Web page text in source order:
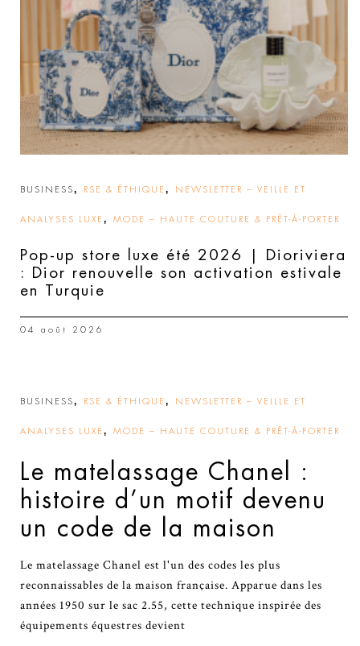
BUSINESS, RSE & ÉTHIQUE , NEWSLETTER – VEILLE ET
ANALYSES LUXE , MODE – HAUTE COUTURE & PRÊT-À-PORTER
Pop-up store luxe été 2026 | Dioriviera
: Dior renouvelle son activation estivale
en Turquie
04 août 2026
BUSINESS, RSE & ÉTHIQUE , NEWSLETTER – VEILLE ET
ANALYSES LUXE , MODE – HAUTE COUTURE & PRÊT-À-PORTER
Le matelassage Chanel :
histoire d’un motif devenu
un code de la maison
Le matelassage Chanel est l'un des codes les plus
reconnaissables de la maison française. Apparue dans les
années 1950 sur le sac 2.55, cette technique inspirée des
équipements équestres devient